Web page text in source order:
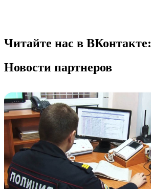
Читайте нас в ВКонтакте:
Новости партнеров